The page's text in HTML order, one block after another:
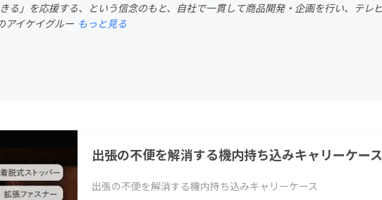
ビューティー・ヘルスケア
ソーシャル
Social Good
る」を応援する、という信念のもと、自社で一貫して商品開発・企画を行い、テレ
アイケイグルー もっと見る
出張の不便を解消する機内持ち込みキャリーケース
出張の不便を解消する機内持ち込みキャリーケース